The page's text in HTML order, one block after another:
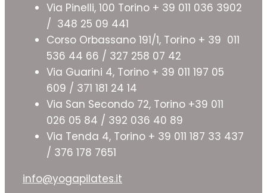
Via Pinelli, 100 Torino + 39 011 036 3902
/ 348 25 09 441
Corso Orbassano 191/1, Torino + 39 011
536 44 66 / 327 258 07 42
Via Guarini 4, Torino + 39 011 197 05
609 / 371 181 24 14
Via San Secondo 72, Torino +39 011
026 05 84 / 392 036 40 89
Via Tenda 4, Torino + 39 011 187 33 437
/ 376 178 7651
info@yogapilates.it